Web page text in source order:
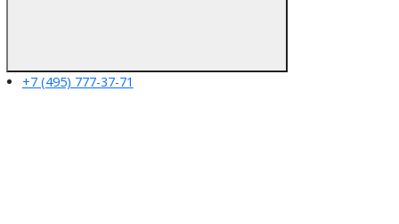
+7 (495) 777-37-71